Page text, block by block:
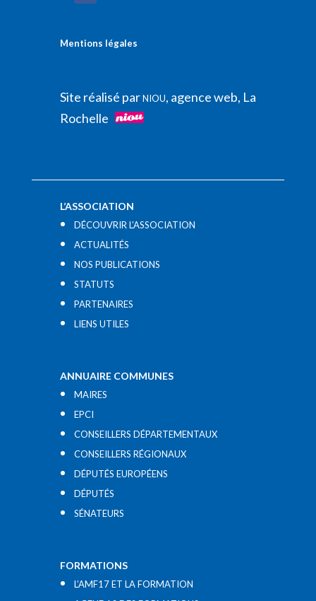
Mentions légales
Site réalisé parNIOU, agence web, La
Rochelle
L’ASSOCIATION
DÉCOUVRIR L’ASSOCIATION
ACTUALITÉS
NOS PUBLICATIONS
STATUTS
PARTENAIRES
LIENS UTILES​
ANNUAIRE COMMUNES
MAIRES
EPCI
CONSEILLERS DÉPARTEMENTAUX
CONSEILLERS RÉGIONAUX
DÉPUTÉS EUROPÉENS
DÉPUTÉS
SÉNATEURS
FORMATIONS
L’AMF17 ET LA FORMATION